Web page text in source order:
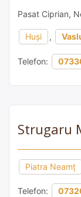
Pasat Ciprian,
Huși ,
Telefon:
Strugaru
Piatra Neamț
Telefon: